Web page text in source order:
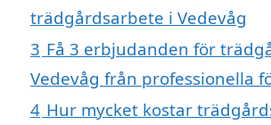
trädgårdsarbete i Vedevåg
3 Få 3 erbjudanden för
Vedevåg från professionella
4 Hur mycket kostar